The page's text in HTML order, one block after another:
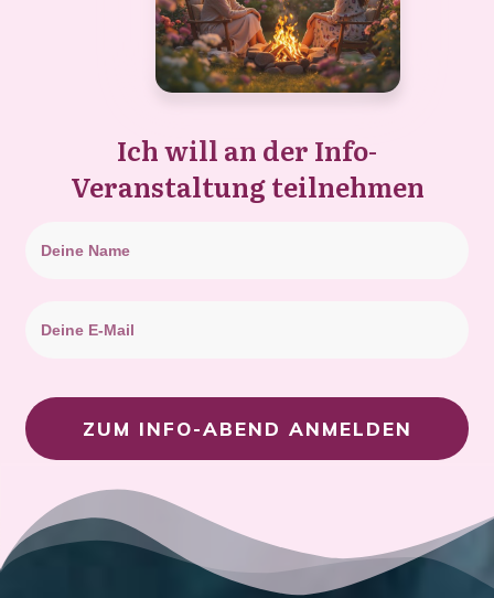
Ich will an der Info-
Veranstaltung teilnehmen
ZUM INFO-ABEND ANMELDEN